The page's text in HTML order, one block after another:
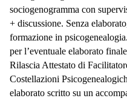
sociogenogramma con
+ discussione. Senza
formazione in
per l’eventuale elaborato
Rilascia Attestato di
Costellazioni
elaborato scritto su un